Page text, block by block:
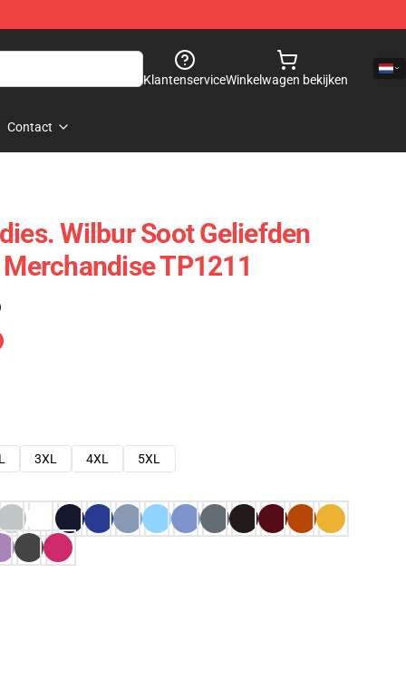
KlantenserviceWinkelwagen bekijken
Contact
Wilbur Soot Geliefden
TP1211
3XL 4XL
5XL